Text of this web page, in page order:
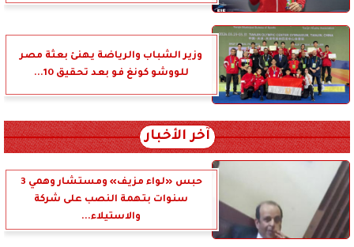
وزير الشباب والرياضة يهنئ بعثة مصر
للووشو كونغ فو بعد تحقيق 10...
آخر الأخبار
حبس «لواء مزيف» ومستشار وهمي 3
سنوات بتهمة النصب على شركة
والاستيلاء...